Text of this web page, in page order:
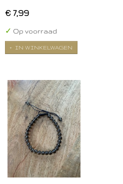
€ 7,99
✓ Op voorraad
IN WINKELWAGEN